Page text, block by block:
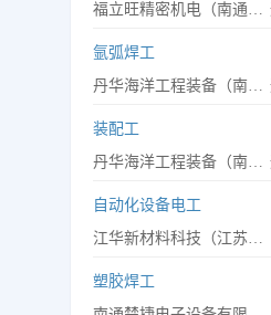
福立旺精密机电（南通）有限公司
氩弧焊工
丹华海洋工程装备（南通）有限公司
装配工
丹华海洋工程装备（南通）有限公司
自动化设备电工
江华新材料科技（江苏）有限公司
塑胶焊工